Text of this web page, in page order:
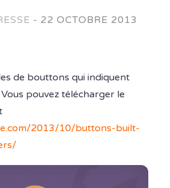
- 22 OCTOBRE 2013
de bouttons qui indiquent
pouvez télécharger le
2013/10/buttons-built-